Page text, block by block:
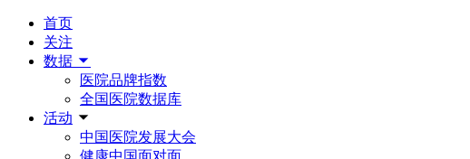
首页
关注
数据
医院品牌指数
全国医院数据库
活动
中国医院发展大会
健康中国面对面